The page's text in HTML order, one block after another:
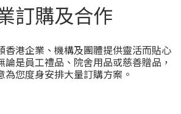
訂購及合作
香港企業、機構及團體提供靈活而貼心
是員工禮品、院舍用品或慈善贈品，
為您度身安排大量訂購方案。